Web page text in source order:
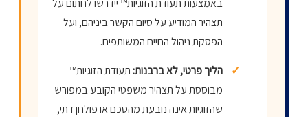
באמצעות תעודת הזוגיות™ יידרשו לחתום על
תצהיר המודיע על סיום הקשר ביניהם, ועל
הפסקת ניהול החיים המשותפים.
✓
הליך פרטי, לא ברבנות:תעודת הזוגיות™
מבוססת על תצהיר משפטי הקובע במפורש
שהזוגיות אינה נובעת מהסכם או פולחן דתי,